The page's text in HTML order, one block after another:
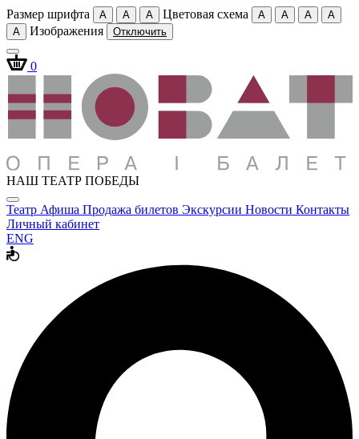
Размер шрифта A A A Цветовая схема A A A
A
A
Изображения Отключить
0
НАШ ТЕАТР ПОБЕДЫ
Театр Афиша Продажа билетов Экскурсии Новости Контакты
Личный кабинет
ENG